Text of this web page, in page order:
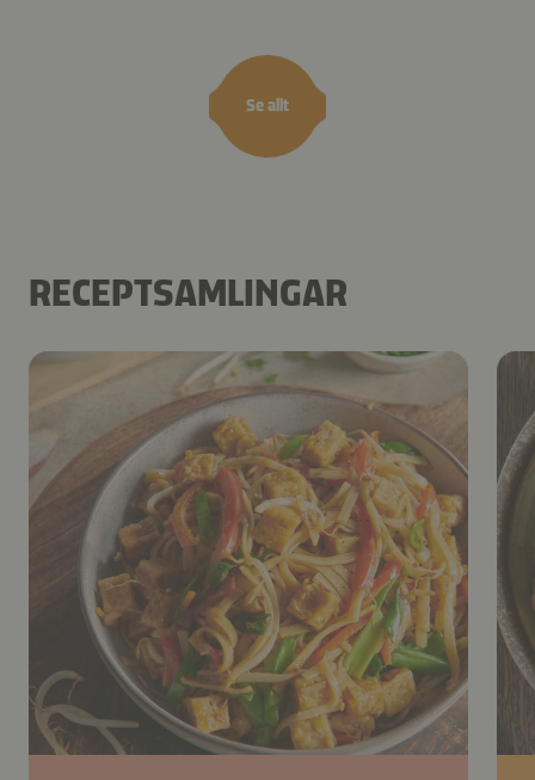
Se allt
RECEPTSAMLINGAR